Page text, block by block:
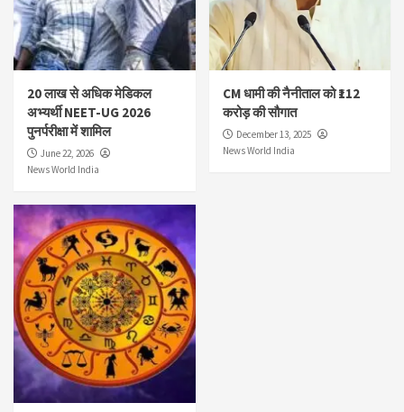
20 लाख से अधिक मेडिकल
अभ्यर्थी NEET-UG 2026
पुनर्परीक्षा में शामिल
June 22, 2026
News World India
CM धामी की नैनीताल को ₹112
करोड़ की सौगात
December 13, 2025
News World India